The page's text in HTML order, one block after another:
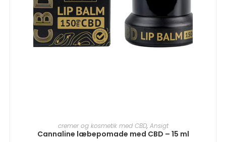
TILFØJ TIL KURV
cremer og kosmetik med CBD, Ansigt
Cannaline læbepomade med CBD – 15 ml